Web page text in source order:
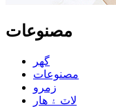
مصنوعات
گهر
مصنوعات
زمرو
لاٽ ۽ هار